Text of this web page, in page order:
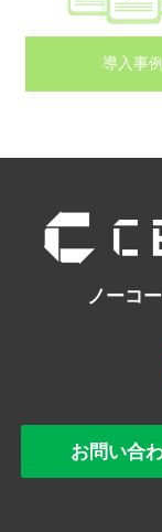
導入事例
ノーコ
お問い合